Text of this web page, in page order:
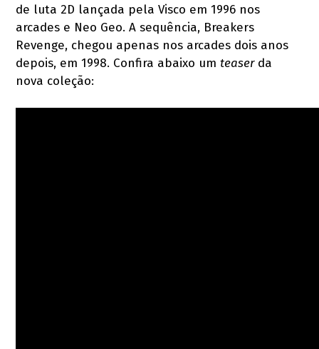
de luta 2D lançada pela Visco em 1996 nos
arcades e Neo Geo. A sequência, Breakers
Revenge, chegou apenas nos arcades dois anos
depois, em 1998. Confira abaixo umteaserda
nova coleção: